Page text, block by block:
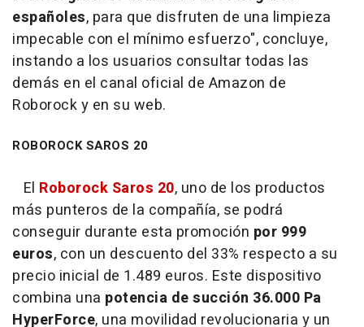
españoles, para que disfruten de una limpieza
impecable con el mínimo esfuerzo", concluye,
instando a los usuarios consultar todas las
demás en el canal oficial de Amazon de
Roborock y en su web.
ROBOROCK SAROS 20
El Roborock Saros 20, uno de los productos
más punteros de la compañía, se podrá
conseguir durante esta promoción por 999
euros, con un descuento del 33% respecto a su
precio inicial de 1.489 euros. Este dispositivo
combina una potencia de succión 36.000 Pa
HyperForce, una movilidad revolucionaria y un